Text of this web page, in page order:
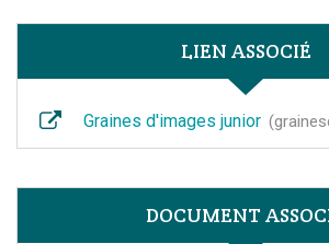
LIEN ASSOCIÉ
Graines d'images junior
DOCUMENT